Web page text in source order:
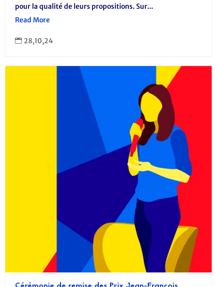
pour la qualité de leurs propositions. Sur...
Read More
 28,10,24